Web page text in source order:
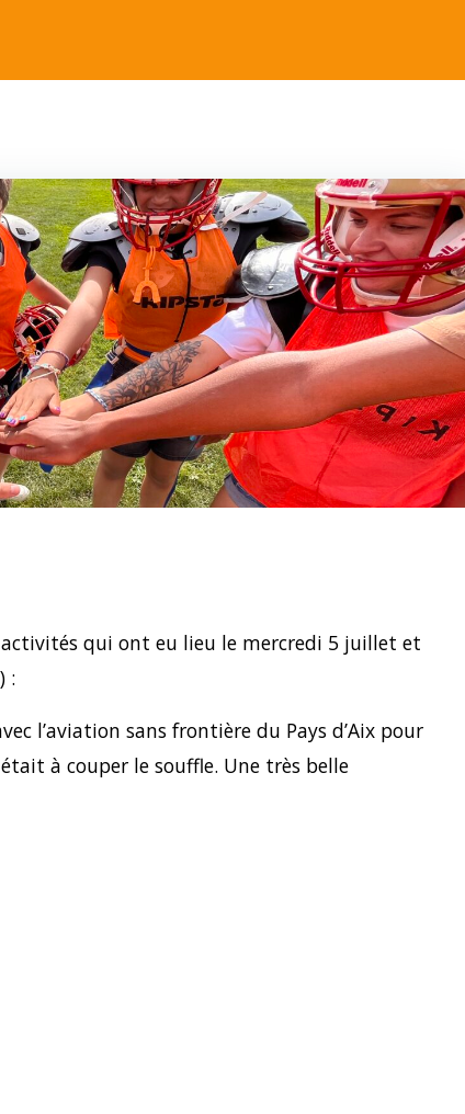
qui ont eu lieu le mercredi 5 juillet et
:
l’aviation sans frontière du Pays d’Aix pour
à couper le souffle. Une très belle